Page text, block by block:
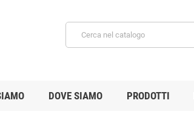
DOVE SIAMO PRODOTTI